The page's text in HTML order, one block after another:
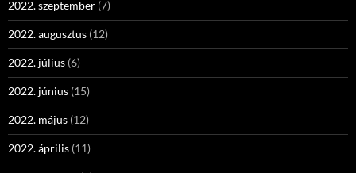
2022. szeptember (7)
2022. augusztus (12)
2022. július (6)
2022. június (15)
2022. május (12)
2022. április (11)